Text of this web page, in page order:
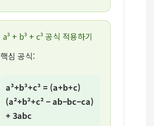
a³ + b³ + c³ 공식 적용하기
핵심 공식:
a³+b³+c³ = (a+b+c)
(a²+b²+c² − ab−bc−ca)
+ 3abc